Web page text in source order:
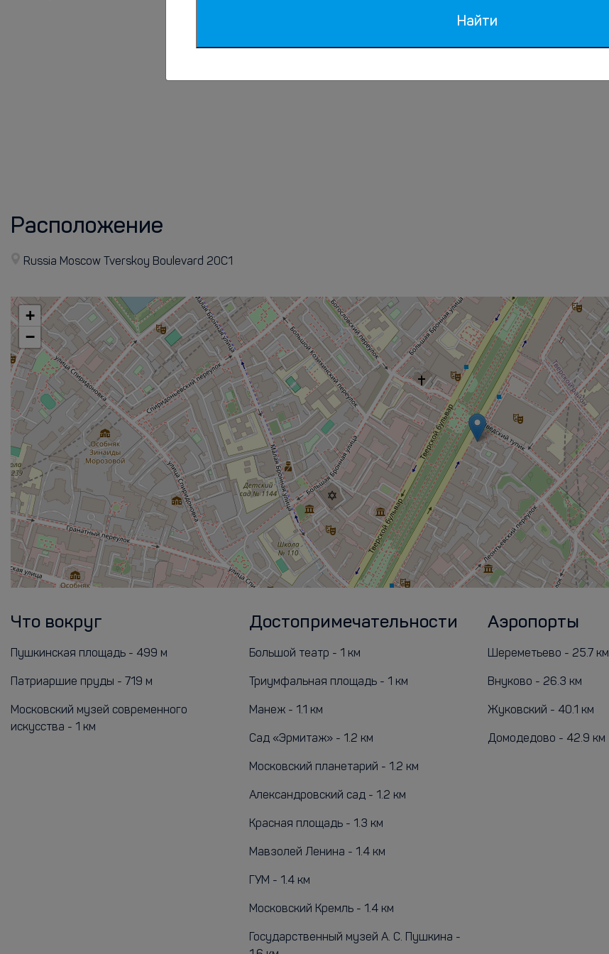
Расположение
Russia Moscow Tverskoy Boulevard 20С1
+
−
Что вокруг
Пушкинская площадь - 499 м
Патриаршие пруды - 719 м
Московский музей современного
искусства - 1 км
Достопримечательности
Большой театр - 1 км
Триумфальная площадь - 1 км
Манеж - 1.1 км
Сад «Эрмитаж» - 1.2 км
Московский планетарий - 1.2 км
Александровский сад - 1.2 км
Красная площадь - 1.3 км
Мавзолей Ленина - 1.4 км
ГУМ - 1.4 км
Московский Кремль - 1.4 км
Государственный музей А. С. Пушкина -
Аэропорты
Шереметьево - 25.7 км
Внуково - 26.3 км
Жуковский - 40.1 км
Домодедово - 42.9 км
Найти